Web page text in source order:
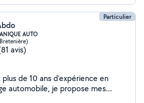
Particulier
AUTO
avis)
de 10 ans d'expérience en
automobile, je propose mes